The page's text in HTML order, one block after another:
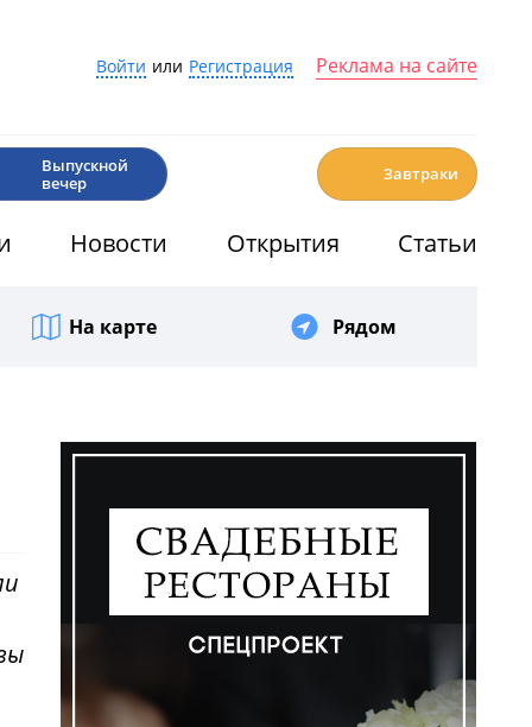
Войти или Регистрация Реклама на сайте
Выпускной
вечер
Завтраки
Новости Открытия Статьи
На карте Рядом